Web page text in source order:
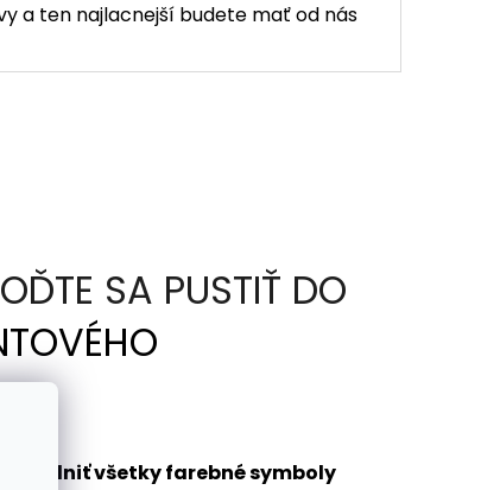
a ten najlacnejší budete mať od nás
SA PUSTIŤ DO
vyplniť všetky farebné symboly